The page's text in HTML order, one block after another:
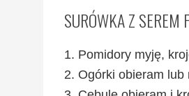
SURÓWKA Z SEREM
Pomidory myję,
Ogórki obieram lub